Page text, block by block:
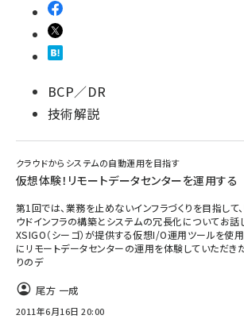
BCP／DR
技術解説
クラウドからシステムの自動運用を目指す
仮想体験！リモートデータセンターを運用する
第1回では、業務を止めないインフラづくりを目指して
ウドインフラの構築とシステムの冗長化についてお話
XSIGO（シーゴ）が提供する仮想I/O運用ツールを使
にリモートデータセンターの運用を体験していただき
りのデ
尾方 一成
2011年6月16日 20:00